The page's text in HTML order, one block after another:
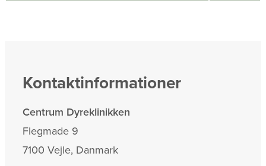
Kontaktinformationer
Centrum Dyreklinikken
Flegmade 9
7100 Vejle, Danmark